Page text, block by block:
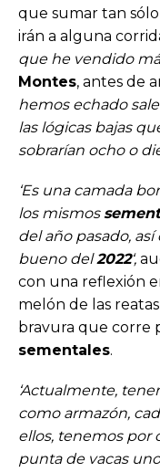
que sumar tan sólo
irán a alguna
que he vendido
Montes, antes de
hemos echado
las lógicas bajas
sobrarían ocho o
‘Es una camada
los mismos
del año pasado,
bueno del2022‘,
con una reflexión
melón de las
bravura que corre
sementales.
‘Actualmente,
como armazón,
ellos, tenemos por
punta de vacas